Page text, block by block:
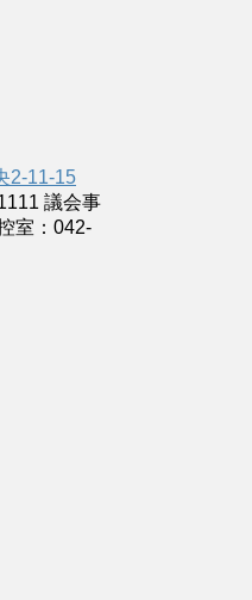
2-11-15
議会事
室：042-